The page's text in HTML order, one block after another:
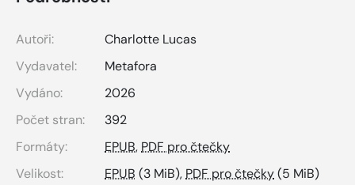
Autoři:
Charlotte Lucas
Vydavatel:
Metafora
Vydáno:
2026
Počet stran:
392
Formáty:
EPUB, PDF pro čtečky
Velikost:
EPUB (3 MiB), PDF pro čtečky(5 MiB)